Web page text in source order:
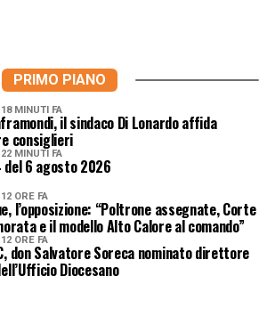
PRIMO PIANO
18 MINUTI FA
il sindaco Di Lonardo affida
consiglieri
22 MINUTI FA
6 agosto 2026
12 ORE FA
l’opposizione: “Poltrone assegnate, Corte
e il modello Alto Calore al comando”
12 ORE FA
don Salvatore Soreca nominato direttore
Diocesano